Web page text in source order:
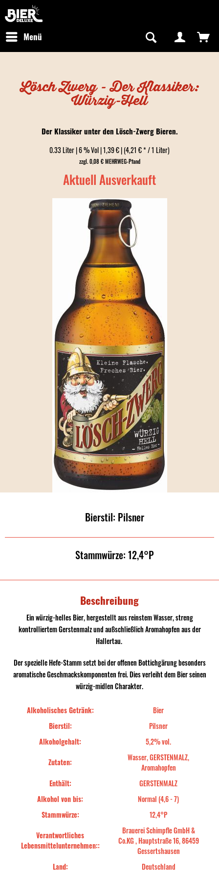
Kostenfreier Versand in Deutschland
Menü
Lösch Zwerg - Der Klassiker:
Würzig-Hell
Der Klassiker unter den Lösch-Zwerg Bieren.
0.33 Liter | 6 % Vol | 1,39 € | (4,21 € * / 1 Liter)
zzgl. 0,08 € MEHRWEG-Pfand
Aktuell Ausverkauft
Bierstil: Pilsner
Stammwürze: 12,4°P
Beschreibung
Ein würzig-helles Bier, hergestellt aus reinstem Wasser, streng
kontrolliertem Gerstenmalz und außschließlich Aromahopfen aus der
Hallertau.
Der spezielle Hefe-Stamm setzt bei der offenen Bottichgärung besonders
aromatische Geschmackskomponenten frei. Dies verleiht dem Bier seinen
würzig-midlen Charakter.
Alkoholisches Getränk:
Bier
Bierstil:
Pilsner
Alkoholgehalt:
5,2% vol.
Zutaten:
Wasser, GERSTENMALZ,
Aromahopfen
Enthält:
GERSTENMALZ
Alkohol von bis:
Normal (4,6 - 7)
Stammwürze:
12,4°P
Verantwortliches
Lebensmittelunternehmen::
Brauerei Schimpfle GmbH &
Co.KG , Hauptstraße 16, 86459
Gessertshausen
Land:
Deutschland